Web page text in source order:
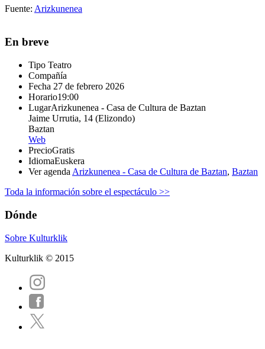
Fuente: Arizkunenea
En breve
Tipo Teatro
Compañía
Fecha 27 de febrero 2026
Horario19:00
LugarArizkunenea - Casa de Cultura de Baztan
Jaime Urrutia, 14 (Elizondo)
Baztan
Web
PrecioGratis
IdiomaEuskera
Ver agenda Arizkunenea - Casa de Cultura de Baztan, Baztan
Toda la información sobre el espectáculo >>
Dónde
Sobre Kulturklik
Kulturklik © 2015